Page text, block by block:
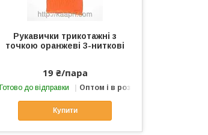
Рукавички трикотажні з
точкою оранжеві 3-ниткові
19 ₴/пара
Готово до відправки Оптом і в роздріб
Купити